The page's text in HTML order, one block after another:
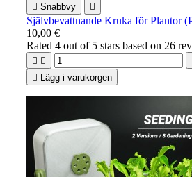
 Snabbvy 
Självbevattnande Kruka för Plantor
10,00 €
Rated4 out of 5 stars based on 26
 
 Lägg i varukorgen